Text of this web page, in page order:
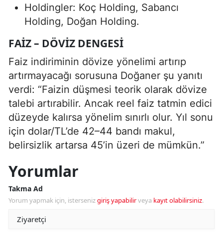
Holdingler: Koç Holding, Sabancı
Holding, Doğan Holding.
FAIZ – DÖVIZ DENGESI
Faiz indiriminin dövize yönelimi artırıp
artırmayacağı sorusuna Doğaner şu yanıtı
verdi: “Faizin düşmesi teorik olarak dövize
talebi artırabilir. Ancak reel faiz tatmin edici
düzeyde kalırsa yönelim sınırlı olur. Yıl sonu
için dolar/TL’de 42–44 bandı makul,
belirsizlik artarsa 45’in üzeri de mümkün.”
Yorumlar
Takma Ad
Yorum yapmak için, istersenizgiriş yapabilirveya kayıt olabilirsiniz.